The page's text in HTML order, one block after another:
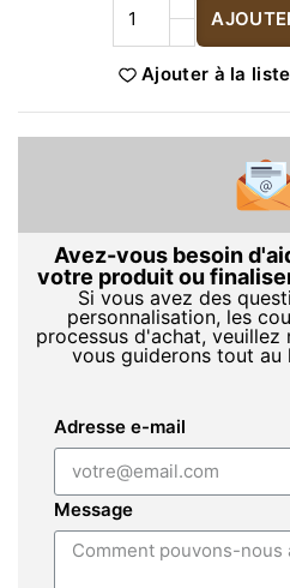
Ajouter à la
Avez-vous besoin
votre produit ou
Si vous avez des
personnalisation, les
processus d'achat,
vous guiderons tout au
Adresse e-mail
Message